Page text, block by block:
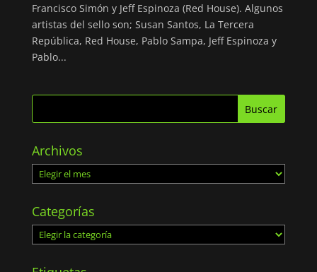
Francisco Simón y Jeff Espinoza (Red House). Algunos
artistas del sello son; Susan Santos, La Tercera
República, Red House, Pablo Sampa, Jeff Espinoza y
Pablo...
Archivos
Archivos
Categorías
Categorías